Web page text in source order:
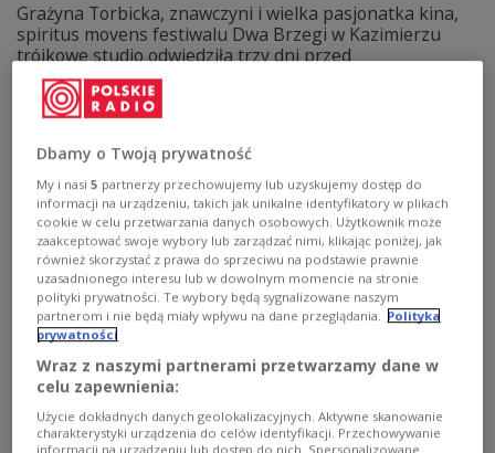
Grażyna Torbicka, znawczyni i wielka pasjonatka kina,
spiritus movens festiwalu Dwa Brzegi w Kazimierzu
trójkowe studio odwiedziła trzy dni przed
rozpoczęciem jego 19. edycji. I choć festiwal był
najważniejszy, tematów, które poruszyły w rozmowie z
Agnieszką Szydłowską było dużo więcej.
Zobacz więcej na temat:KULTURA
Festiwal Dwa Brzegi
Grażyna Torbicka
Kazimierz Dolny
Dbamy o Twoją prywatność
My i nasi5 partnerzy przechowujemy lub uzyskujemy dostęp do
informacji na urządzeniu, takich jak unikalne identyfikatory w plikach
cookie w celu przetwarzania danych osobowych. Użytkownik może
zaakceptować swoje wybory lub zarządzać nimi, klikając poniżej, jak
również skorzystać z prawa do sprzeciwu na podstawie prawnie
uzasadnionego interesu lub w dowolnym momencie na stronie
polityki prywatności. Te wybory będą sygnalizowane naszym
partnerom i nie będą miały wpływu na dane przeglądania. Polityka
prywatności
Wraz z naszymi partnerami przetwarzamy dane w
celu zapewnienia:
Użycie dokładnych danych geolokalizacyjnych. Aktywne skanowanie
charakterystyki urządzenia do celów identyfikacji. Przechowywanie
informacji na urządzeniu lub dostęp do nich. Spersonalizowane